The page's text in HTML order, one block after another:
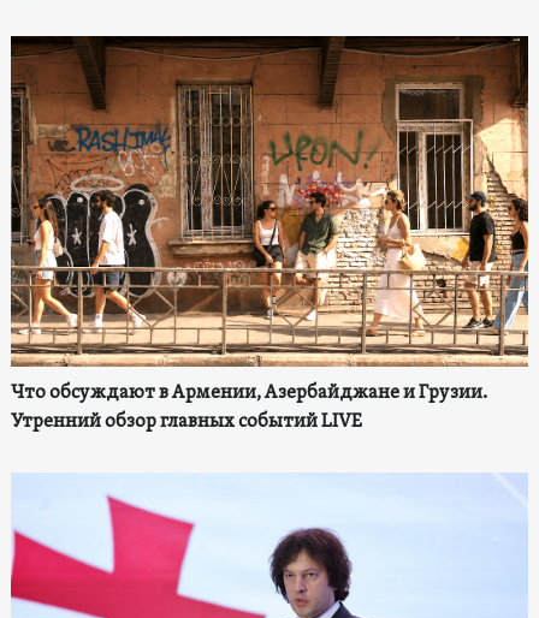
Что обсуждают в Армении, Азербайджане и Грузии.
Утренний обзор главных событий LIVE